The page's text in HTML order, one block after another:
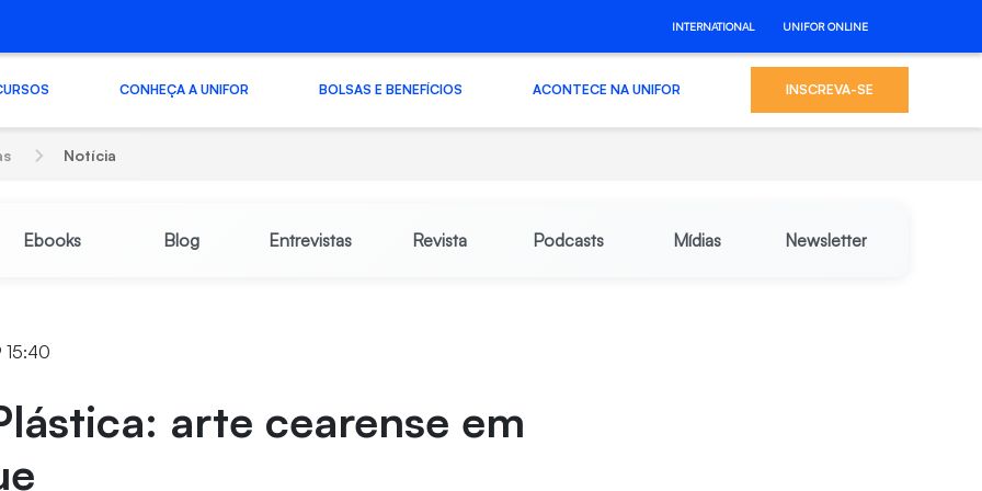
INTERNATIONAL UNIFOR ONLINE
CONHEÇA A UNIFOR BOLSAS E BENEFÍCIOS ACONTECE NA UNIFOR INSCREVA-SE
Notícia
Ebooks Blog Entrevistas Revista Podcasts Mídias Newsletter
15:40
arte cearense em